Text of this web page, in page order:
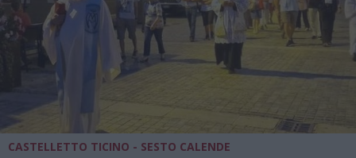
CASTELLETTO TICINO - SESTO CALENDE